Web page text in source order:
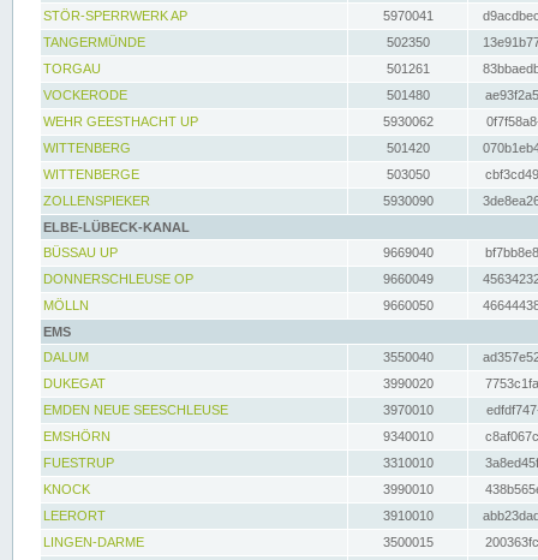
STÖR-SPERRWERK AP 5970041
TANGERMÜNDE
502350
TORGAU
501261
VOCKERODE
501480
WEHR GEESTHACHT UP
5930062
WITTENBERG
501420
WITTENBERGE
503050
ZOLLENSPIEKER
5930090
ELBE-LÜBECK-KANAL
BÜSSAU UP
9669040
DONNERSCHLEUSE OP
9660049
MÖLLN
9660050
EMS
DALUM
3550040
DUKEGAT
3990020
EMDEN NEUE SEESCHLEUSE
3970010
EMSHÖRN
9340010
FUESTRUP
3310010
KNOCK
3990010
LEERORT
3910010
LINGEN-DARME
3500015